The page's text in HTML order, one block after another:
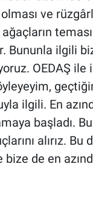
ve
Bununla ilgili
OEDAŞ
ilgili. En
başladı.
alırız.
bize de en